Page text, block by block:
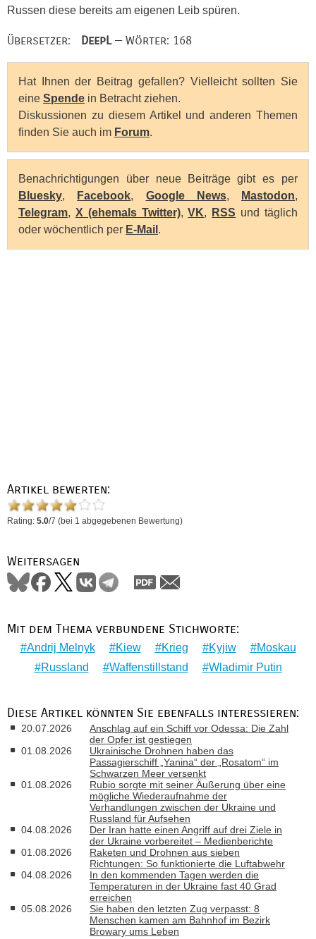
Russen diese bereits am eigenen Leib spüren.
Übersetzer: DeepL— Wörter: 168
Hat Ihnen der Beitrag gefallen? Vielleicht sollten Sie
eine Spende in Betracht ziehen.
Diskussionen zu diesem Artikel und anderen Themen
finden Sie auch im Forum.
Benachrichtigungen über neue Beiträge gibt es per
Bluesky, Facebook, Google News, Mastodon,
Telegram, X (ehemals Twitter),VK, RSS und täglich
oder wöchentlich per E-Mail .
Artikel bewerten:
Rating: 5.0/7 (bei 1 abgegebenen Bewertung)
Weitersagen
Mit dem Thema verbundene Stichworte:
Andrij Melnyk Kiew Krieg Kyjiw
Moskau
Russland
Waffenstillstand Wladimir Putin
Diese Artikel könnten Sie ebenfalls interessieren:
20.07.2026
Anschlag auf ein Schiff vor Odessa: Die Zahl
der Opfer ist gestiegen
01.08.2026
Ukrainische Drohnen haben das
Passagierschiff „Yanina“ der „Rosatom“ im
Schwarzen Meer versenkt
01.08.2026
Rubio sorgte mit seiner Äußerung über eine
mögliche Wiederaufnahme der
Verhandlungen zwischen der Ukraine und
Russland für Aufsehen
04.08.2026
Der Iran hatte einen Angriff auf drei Ziele in
der Ukraine vorbereitet – Medienberichte
01.08.2026
Raketen und Drohnen aus sieben
Richtungen: So funktionierte die Luftabwehr
04.08.2026
In den kommenden Tagen werden die
Temperaturen in der Ukraine fast 40 Grad
erreichen
05.08.2026
Sie haben den letzten Zug verpasst: 8
Menschen kamen am Bahnhof im Bezirk
Browary ums Leben